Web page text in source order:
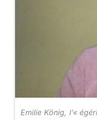
Emilie König, l’«